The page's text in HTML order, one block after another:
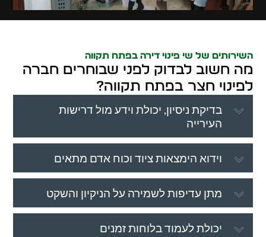
השירותים של שי פינוי דירה בפתח תקווה
מה חשוב לבדוק לפני שבוחרים חברה
לפינוי חצר בפתח תקווה?
בדיקת ניסיון, יכולת וידע מול דרישות
העירייה
וידוא הימצאות ציוד וכוח אדם מתאים
מתן עדיפות לשמירה על הניקיון והשקט
יכולת לעמוד בלוחות זמנים